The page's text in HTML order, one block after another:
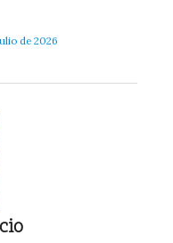
de 2026